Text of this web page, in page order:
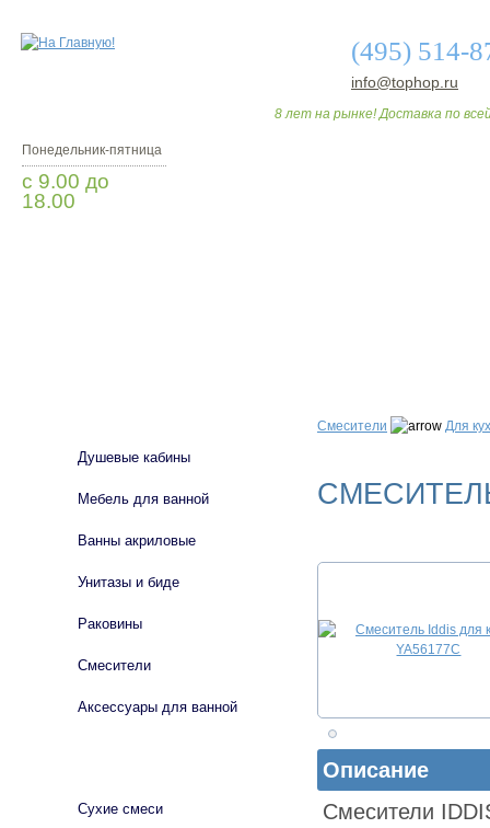
(495) 514-
info@tophop.ru
8 лет на рынке! Доставка по
Понедельник-пятница
с 9.00 до
18.00
Смесители Для
Описание
Смесители
Душевые кабины
Мебель для ванной
Ванны акриловые
Унитазы и биде
Раковины
Смесители
Аксессуары для ванной
Сухие смеси